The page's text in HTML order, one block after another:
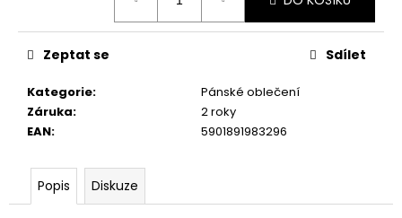
Kategorie:
Pánské oblečení
Záruka:
2 roky
EAN: 5901891983296
Zeptat se Sdílet
Popis Diskuze
Kč